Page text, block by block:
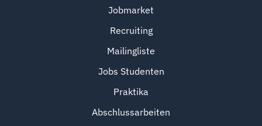
Jobmarket
Recruiting
Mailingliste
Jobs Studenten
Praktika
Abschlussarbeiten